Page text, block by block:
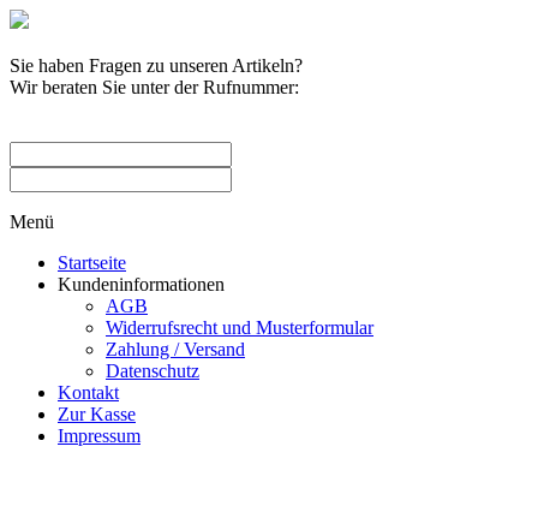
Sie haben Fragen zu unseren Artikeln?
Wir beraten Sie unter der Rufnummer:
Menü
Startseite
Kundeninformationen
AGB
Widerrufsrecht und Musterformular
Zahlung / Versand
Datenschutz
Kontakt
Zur Kasse
Impressum